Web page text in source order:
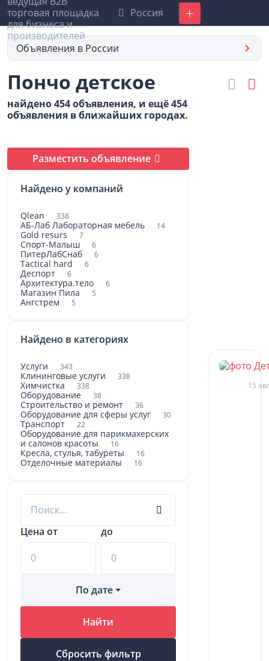
Россия Добавить
Объявления в России
Пончо детское
найдено 454 объявления, и ещё 454
объявления в ближайших городах.
Разместить объявление
Найдено у компаний
Qlean 338
АБ-Лаб Лабораторная мебель 14
Gold resurs 7
Спорт-Малыш 6
ПитерЛабСнаб 6
Tactical hard 6
Деспорт 6
Архитектура.тело 6
Магазин Пила 5
Ангстрем 5
Найдено в категориях
Услуги 343
Клининговые услуги 338
Химчистка 338
Оборудование 38
Строительство и ремонт 36
Оборудование для сферы услуг 30
Транспорт 22
Оборудование для парикмахерских
и салонов красоты
16
Кресла, стулья, табуреты 16
Отделочные материалы 16
Цена от до
По дате
Найти
Сбросить фильтр
15